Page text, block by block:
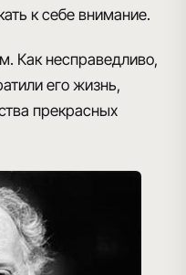
к себе внимание.
. Как несправедливо,
его жизнь,
прекрасных